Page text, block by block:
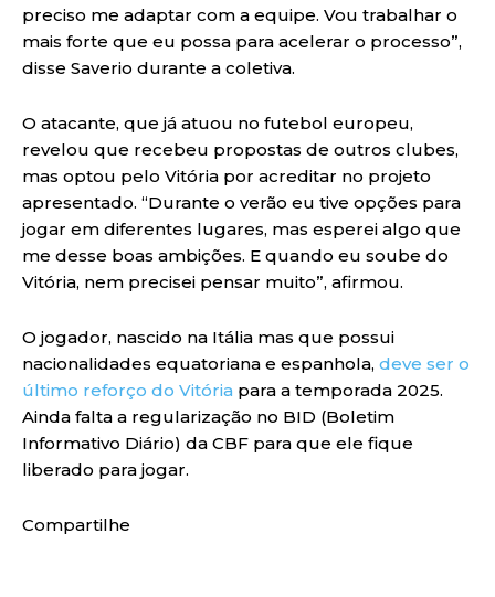
preciso me adaptar com a equipe. Vou trabalhar o
mais forte que eu possa para acelerar o processo”,
disse Saverio durante a coletiva.
O atacante, que já atuou no futebol europeu,
revelou que recebeu propostas de outros clubes,
mas optou pelo Vitória por acreditar no projeto
apresentado. “Durante o verão eu tive opções para
jogar em diferentes lugares, mas esperei algo que
me desse boas ambições. E quando eu soube do
Vitória, nem precisei pensar muito”, afirmou.
O jogador, nascido na Itália mas que possui
nacionalidades equatoriana e espanhola, deve ser o
último reforço do Vitória para a temporada 2025.
Ainda falta a regularização no BID (Boletim
Informativo Diário) da CBF para que ele fique
liberado para jogar.
Compartilhe